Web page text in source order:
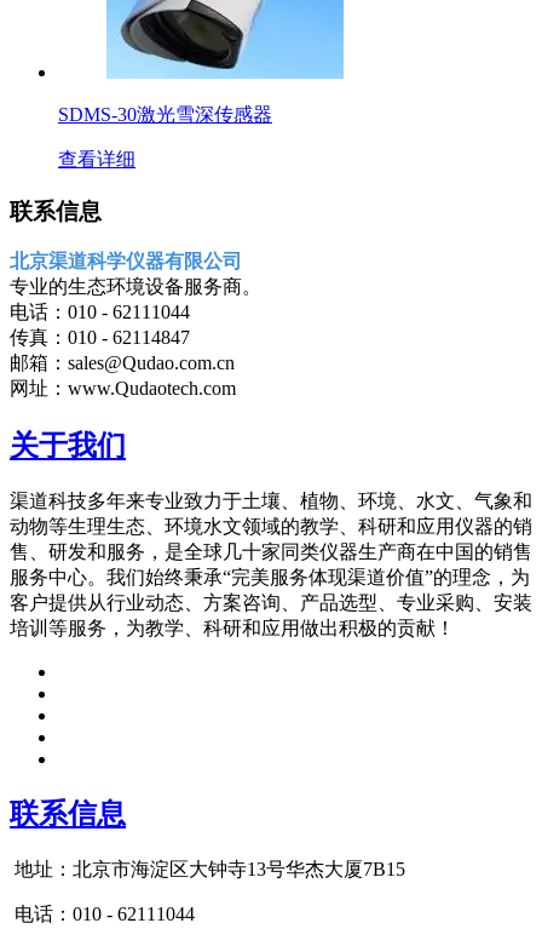
SDMS-30激光雪深传感器
查看详细
联系信息
北京渠道科学仪器有限公司
专业的生态环境设备服务商。
电话：010 - 62111044
传真：010 - 62114847
邮箱：sales@Qudao.com.cn
网址：www.Qudaotech.com
关于我们
渠道科技多年来专业致力于土壤、植物、环境、水文、气象和
动物等生理生态、环境水文领域的教学、科研和应用仪器的销
售、研发和服务，是全球几十家同类仪器生产商在中国的销售
服务中心。我们始终秉承“完美服务体现渠道价值”的理念，为
客户提供从行业动态、方案咨询、产品选型、专业采购、安装
培训等服务，为教学、科研和应用做出积极的贡献！
联系信息
地址：北京市海淀区大钟寺13号华杰大厦7B15
电话：010 - 62111044